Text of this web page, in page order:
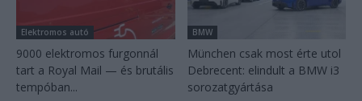
Elektromos autó
9000 elektromos furgonnál
tart a Royal Mail — és brutális
tempóban...
BMW
München csak most érte utol
Debrecent: elindult a BMW i3
sorozatgyártása